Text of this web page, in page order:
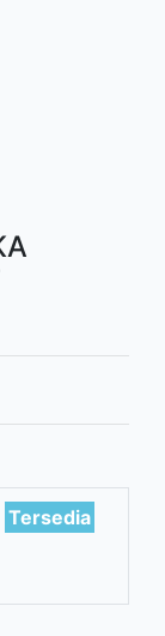
Tersedia